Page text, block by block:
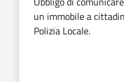
un immobile a
Polizia Locale.